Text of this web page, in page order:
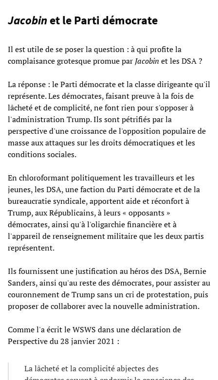
Jacobinet le Parti démocrate
Il est utile de se poser la question : à qui profite la
complaisance grotesque promue par Jacobin et les DSA ?
La réponse : le Parti démocrate et la classe dirigeante qu'il
représente. Les démocrates, faisant preuve à la fois de
lâcheté et de complicité, ne font rien pour s'opposer à
l'administration Trump. Ils sont pétrifiés par la
perspective d'une croissance de l'opposition populaire de
masse aux attaques sur les droits démocratiques et les
conditions sociales.
En chloroformant politiquement les travailleurs et les
jeunes, les DSA, une faction du Parti démocrate et de la
bureaucratie syndicale, apportent aide et réconfort à
Trump, aux Républicains, à leurs « opposants »
démocrates, ainsi qu'à l'oligarchie financière et à
l'appareil de renseignement militaire que les deux partis
représentent.
Ils fournissent une justification au héros des DSA, Bernie
Sanders, ainsi qu'au reste des démocrates, pour assister au
couronnement de Trump sans un cri de protestation, puis
proposer de collaborer avec la nouvelle administration.
Comme l'a écrit le WSWS dans une déclaration de
Perspective du 28 janvier 2021 :
La lâcheté et la complicité abjectes des